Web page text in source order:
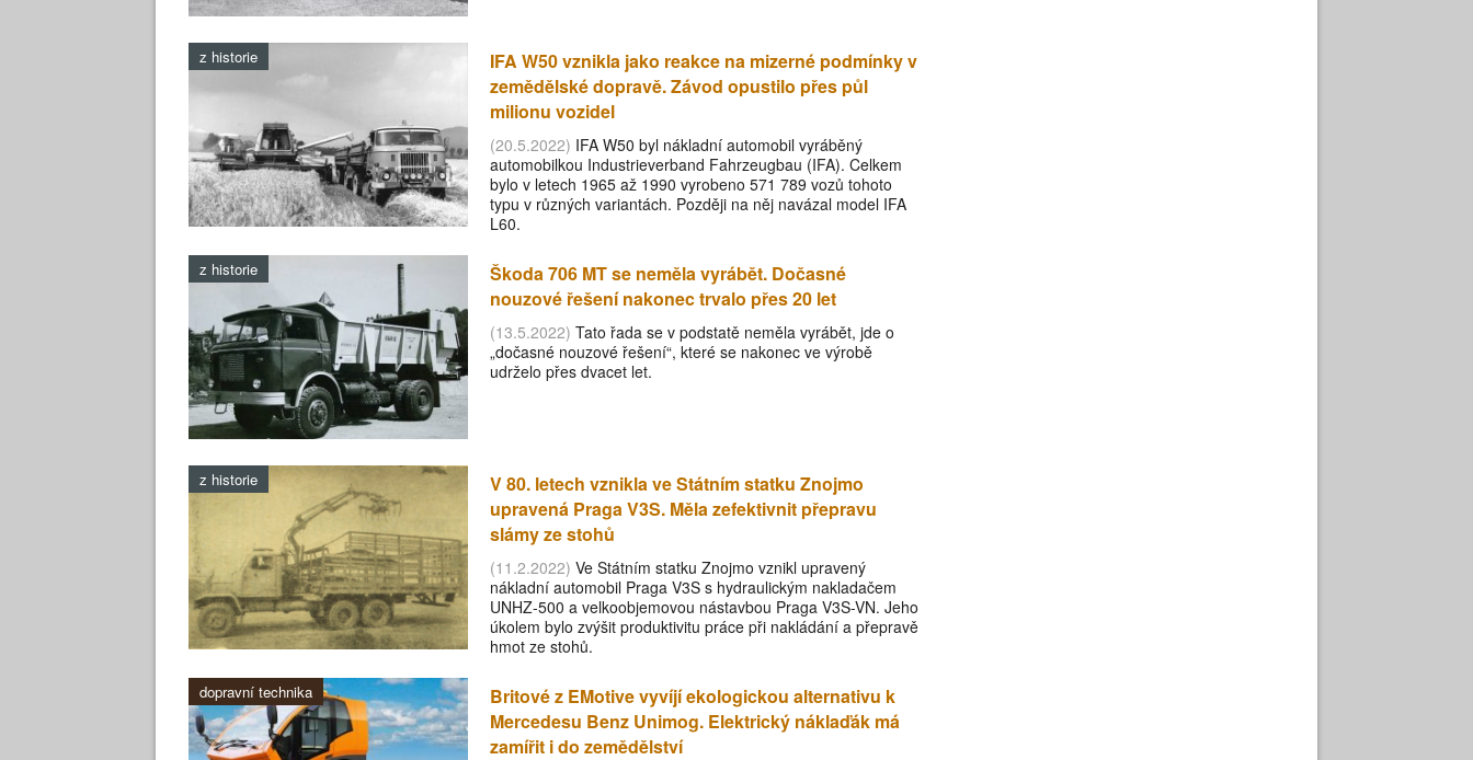
z historie
IFA W50 vznikla jako reakce na mizerné podmínky v
zemědělské dopravě. Závod opustilo přes půl
milionu vozidel
(20.5.2022) IFA W50 byl nákladní automobil vyráběný
automobilkou Industrieverband Fahrzeugbau (IFA). Celkem
bylo v letech 1965 až 1990 vyrobeno 571 789 vozů tohoto
typu v různých variantách. Později na něj navázal model IFA
L60.
z historie
Škoda 706 MT se neměla vyrábět. Dočasné
nouzové řešení nakonec trvalo přes 20 let
(13.5.2022) Tato řada se v podstatě neměla vyrábět, jde o
„dočasné nouzové řešení“, které se nakonec ve výrobě
udrželo přes dvacet let.
z historie
V 80. letech vznikla ve Státním statku Znojmo
upravená Praga V3S. Měla zefektivnit přepravu
slámy ze stohů
(11.2.2022) Ve Státním statku Znojmo vznikl upravený
nákladní automobil Praga V3S s hydraulickým nakladačem
UNHZ-500 a velkoobjemovou nástavbou Praga V3S-VN. Jeho
úkolem bylo zvýšit produktivitu práce při nakládání a přepravě
hmot ze stohů.
dopravní technika
Britové z EMotive vyvíjí ekologickou alternativu k
Mercedesu Benz Unimog. Elektrický náklaďák má
zamířit i do zemědělství